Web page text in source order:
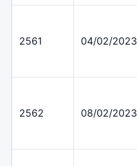
2561 04/02/2023
2562 08/02/2023